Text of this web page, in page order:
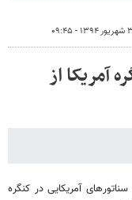
۳ شهریور ۱۳۹۴ - ۰۹:۴۵
آمریکا از
آمریکایی در کنگره